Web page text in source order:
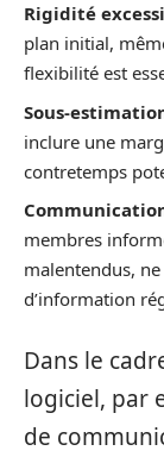
Rigidité
plan initial,
flexibilité est
Sous-
inclure une
contretemps
membres
malentendus,
d’information
Dans le
logiciel, par
de